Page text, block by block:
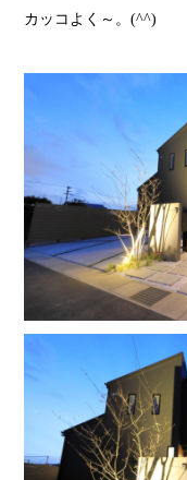
カッコよく～。(^^)